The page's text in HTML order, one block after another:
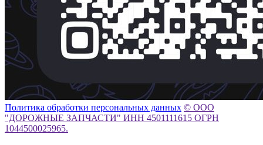
Политика обработки персональных данных © ООО
"ДОРОЖНЫЕ ЗАПЧАСТИ" ИНН 4501111615 ОГРН
1044500025965.